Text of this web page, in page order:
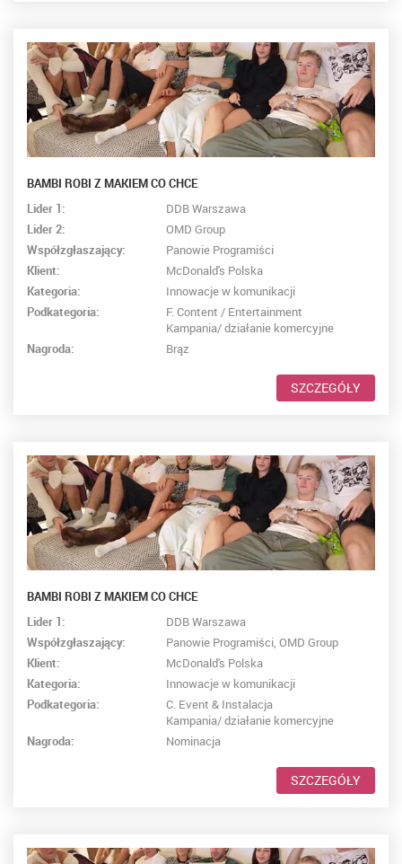
BAMBI ROBI Z MAKIEM CO CHCE
Lider 1:
DDB Warszawa
Lider 2:
OMD Group
Współzgłaszający:
Panowie Programiści
Klient:
McDonald's Polska
Kategoria:
Innowacje w komunikacji
Podkategoria:
F. Content / Entertainment
Kampania/ działanie komercyjne
Nagroda:
Brąz
SZCZEGÓŁY
BAMBI ROBI Z MAKIEM CO CHCE
Lider 1:
DDB Warszawa
Współzgłaszający:
Panowie Programiści, OMD Group
Klient:
McDonald's Polska
Kategoria:
Innowacje w komunikacji
Podkategoria:
C. Event & Instalacja
Kampania/ działanie komercyjne
Nagroda:
Nominacja
SZCZEGÓŁY